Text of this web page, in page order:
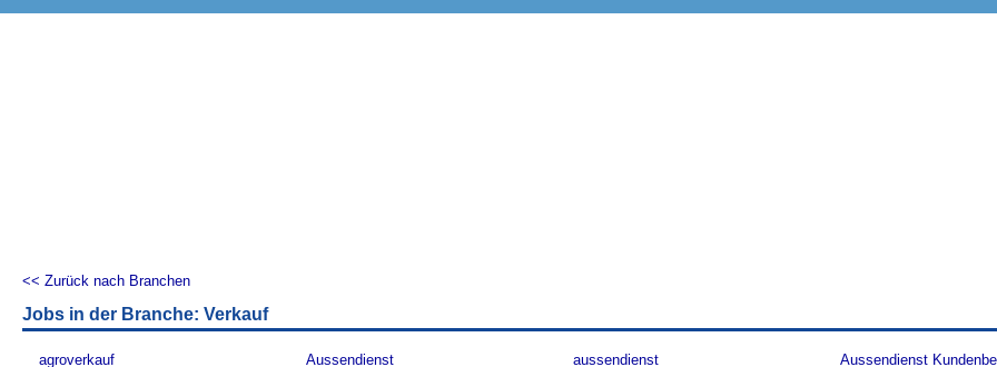
<< Zurück nach Branchen
Jobs in der Branche: Verkauf
agroverkauf Aussendienst aussendienst
Aussendienst